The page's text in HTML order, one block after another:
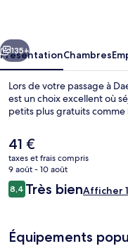
Suivant
135+
PrésentationChambres
Lors de votre passage à
est un choix excellent où
petits plus gratuits comme
Le
prix
actuel
est
de
41 €
taxes et frais compris
9 août - 10 août
Avis
voyageurs
8,48,4 sur 10
Très bienAfficher
Équipements